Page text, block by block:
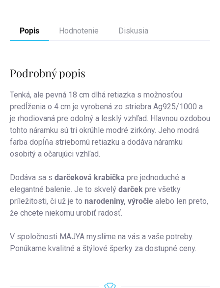
Popis Hodnotenie Diskusia
Podrobný popis
Tenká, ale pevná 18 cm dlhá retiazka s možnosťou
predĺženia o 4 cm je vyrobená zo striebra Ag925/1000 a
je rhodiovaná pre odolný a lesklý vzhľad. Hlavnou ozdobou
tohto náramku sú tri okrúhle modré zirkóny. Jeho modrá
farba dopĺňa striebornú retiazku a dodáva náramku
osobitý a očarujúci vzhľad.
Dodáva sa s darčeková krabička pre jednoduché a
elegantné balenie. Je to skvelý darček pre všetky
príležitosti, či už je to narodeniny, výročie alebo len preto,
že chcete niekomu urobiť radosť.
V spoločnosti MAJYA myslíme na vás a vaše potreby.
Ponúkame kvalitné a štýlové šperky za dostupné ceny.